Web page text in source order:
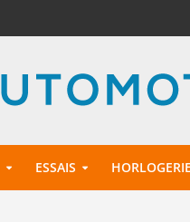
ESSAIS HORLOGERIE